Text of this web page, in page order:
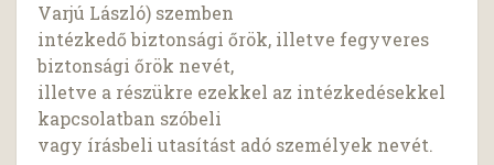
Varjú László) szemben
intézkedő biztonsági őrök, illetve fegyveres
biztonsági őrök nevét,
illetve a részükre ezekkel az intézkedésekkel
kapcsolatban szóbeli
vagy írásbeli utasítást adó személyek nevét.